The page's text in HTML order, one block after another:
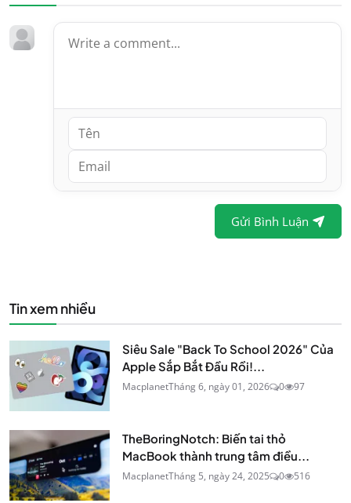
Gửi Bình Luận
Tin xem nhiều
Siêu Sale "Back To School 2026" Của
Apple Sắp Bắt Đầu Rồi!...
MacplanetTháng 6, ngày 01, 2026 0 97
TheBoringNotch: Biến tai thỏ
MacBook thành trung tâm điều...
MacplanetTháng 5, ngày 24, 2025 0 516